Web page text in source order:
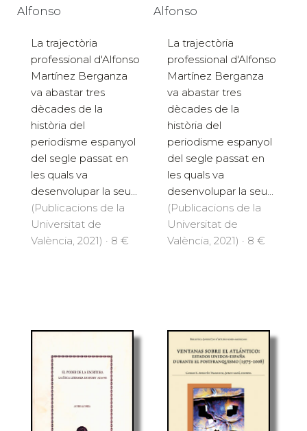
Alfonso
La trajectòria
professional d'Alfonso
Martínez Berganza
va abastar tres
dècades de la
història del
periodisme espanyol
del segle passat en
les quals va
desenvolupar la seu...
(Publicacions de la
Universitat de
València, 2021) · 8 €
Alfonso
La trajectòria
professional d'Alfonso
Martínez Berganza
va abastar tres
dècades de la
història del
periodisme espanyol
del segle passat en
les quals va
desenvolupar la seu...
(Publicacions de la
Universitat de
València, 2021) · 8 €